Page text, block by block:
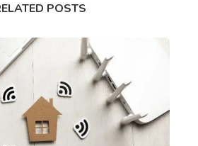
POSTS